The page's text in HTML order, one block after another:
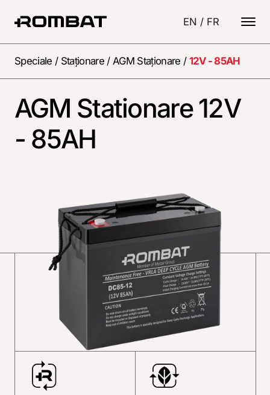
EN / FR
Speciale / Staționare/ AGM Staționare / 12V - 85AH
AGM Stationare 12V
- 85AH